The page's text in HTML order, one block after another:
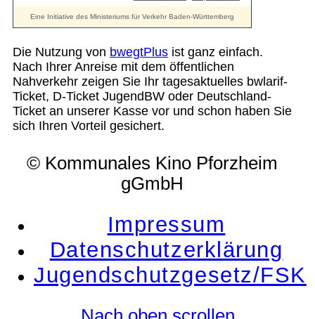
Die Nutzung von bwegtPlus ist ganz einfach.
Nach Ihrer Anreise mit dem öffentlichen
Nahverkehr zeigen Sie Ihr tagesaktuelles bwlarif-
Ticket, D-Ticket JugendBW oder Deutschland-
Ticket an unserer Kasse vor und schon haben Sie
sich Ihren Vorteil gesichert.
© Kommunales Kino Pforzheim
gGmbH
Impressum
Datenschutzerklärung
Jugendschutzgesetz/FSK